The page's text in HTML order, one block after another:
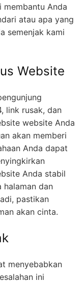
membantu Anda
atau apa yang
semenjak kami
Website
link rusak, dan
website Anda
akan memberi
Anda dapat
Anda stabil
halaman dan
pastikan
akan cinta.
menyebabkan
ini